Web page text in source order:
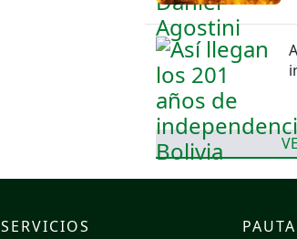
SERVICIOS